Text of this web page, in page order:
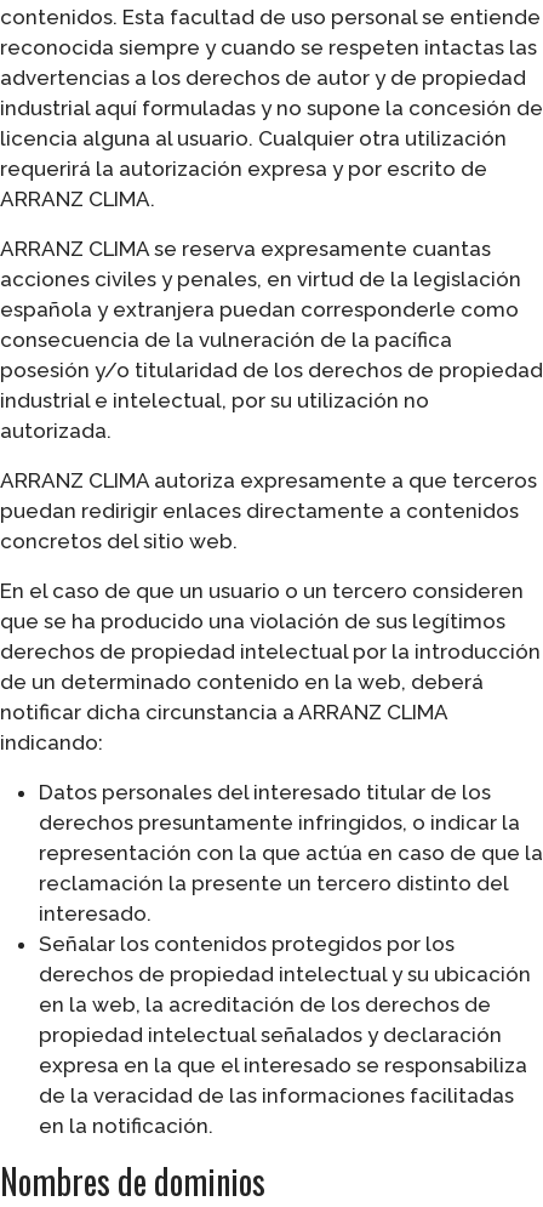
contenidos. Esta facultad de uso personal se entiende
reconocida siempre y cuando se respeten intactas las
advertencias a los derechos de autor y de propiedad
industrial aquí formuladas y no supone la concesión de
licencia alguna al usuario. Cualquier otra utilización
requerirá la autorización expresa y por escrito de
ARRANZ CLIMA.
ARRANZ CLIMA se reserva expresamente cuantas
acciones civiles y penales, en virtud de la legislación
española y extranjera puedan corresponderle como
consecuencia de la vulneración de la pacífica
posesión y/o titularidad de los derechos de propiedad
industrial e intelectual, por su utilización no
autorizada.
ARRANZ CLIMA autoriza expresamente a que terceros
puedan redirigir enlaces directamente a contenidos
concretos del sitio web.
En el caso de que un usuario o un tercero consideren
que se ha producido una violación de sus legítimos
derechos de propiedad intelectual por la introducción
de un determinado contenido en la web, deberá
notificar dicha circunstancia a ARRANZ CLIMA
indicando:
Datos personales del interesado titular de los
derechos presuntamente infringidos, o indicar la
representación con la que actúa en caso de que la
reclamación la presente un tercero distinto del
interesado.
Señalar los contenidos protegidos por los
derechos de propiedad intelectual y su ubicación
en la web, la acreditación de los derechos de
propiedad intelectual señalados y declaración
expresa en la que el interesado se responsabiliza
de la veracidad de las informaciones facilitadas
en la notificación.
Nombres de dominios